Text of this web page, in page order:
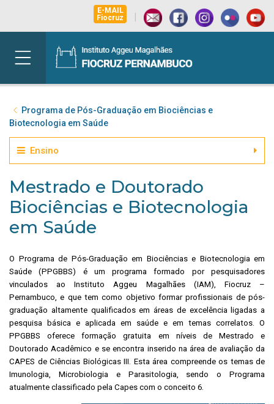
E-MAIL
Fiocruz
|
Programa de Pós-Graduação em Biociências e
Biotecnologia em Saúde
Ensino
Mestrado e Doutorado
Biociências e Biotecnologia
em Saúde
O Programa de Pós-Graduação em Biociências e Biotecnologia em
Saúde (PPGBBS) é umprograma formado por pesquisadores
vinculados ao Instituto Aggeu Magalhães (IAM), Fiocruz –
Pernambuco, e que tem como objetivo formar profissionais de pós-
graduação altamente qualificados em áreas de excelência ligadas a
pesquisa básica e aplicada em saúde e em temas correlatos. O
PPGBBS oferece formação gratuita em níveis de Mestrado e
Doutorado Acadêmico e se encontra inserido na área de avaliação da
CAPES de Ciências Biológicas III. Esta área compreende os temas de
Imunologia, Microbiologia e Parasitologia, sendo o Programa
atualmente classificado pela Capes com o conceito 6.